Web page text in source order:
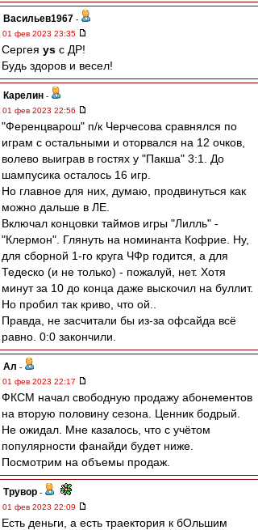
Васильев1967 -
01 фев 2023 23:35
Сергея ys с ДР!
Будь здоров и весел!
Карелин -
01 фев 2023 22:56
"Ференцварош" п/к Черчесова сравнялся по
играм с остальными и оторвался на 12 очков,
волево выиграв в гостях у "Пакша" 3:1. До
шампусика осталось 16 игр.
Но главное для них, думаю, продвинуться как
можно дальше в ЛЕ.
Включал концовки таймов игры "Лилль" -
"Клермон". Глянуть на номинанта Кофрие. Ну,
для сборной 1-го круга ЧФр годится, а для
Тедеско (и не только) - пожалуй, нет. Хотя
минут за 10 до конца даже выскочил на буллит.
Но пробил так криво, что ой..
Правда, не засчитали бы из-за офсайда всё
равно. 0:0 закончили.
Ал -
01 фев 2023 22:17
ФКСМ начал свободную продажу абонементов
на вторую половину сезона. Ценник бодрый.
Не ожидал. Мне казалось, что с учётом
популярности фанайди будет ниже.
Посмотрим на объемы продаж.
Трувор -
01 фев 2023 22:09
Есть деньги, а есть траектория к бОльшим